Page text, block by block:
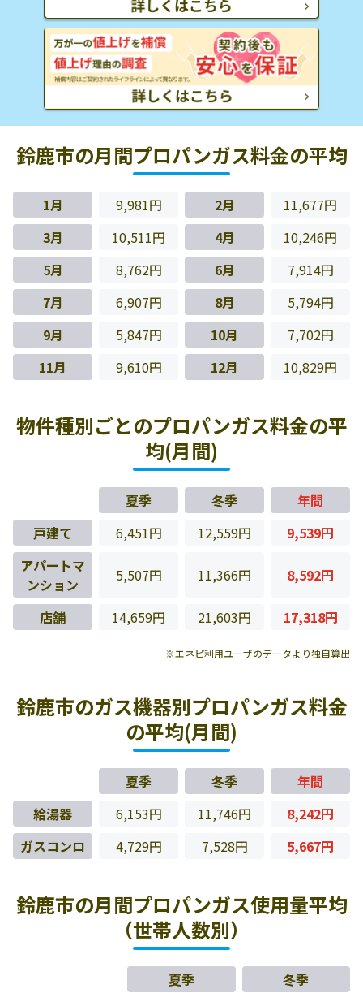
鈴鹿市の月間プロパンガス料金の平均
1月 9,981円 2月
11,677円
3月
10,511円 4月
10,246円
5月
8,762円 6月
7,914円
7月
6,907円 8月
5,794円
9月
5,847円 10月
7,702円
11月
9,610円 12月 10,829円
物件種別ごとのプロパンガス料金の平
均(月間)
夏季 冬季
年間
戸建て
6,451円 12,559円
9,539円
アパートマ
ンション
5,507円 11,366円 8,592円
店舗 14,659円 21,603円 17,318円
※エネピ利用ユーザのデータより独自算出
鈴鹿市のガス機器別プロパンガス料金
の平均(月間)
夏季 冬季
年間
給湯器
6,153円 11,746円
8,242円
ガスコンロ
4,729円 7,528円 5,667円
鈴鹿市の月間プロパンガス使用量平均
（世帯人数別）
夏季
冬季